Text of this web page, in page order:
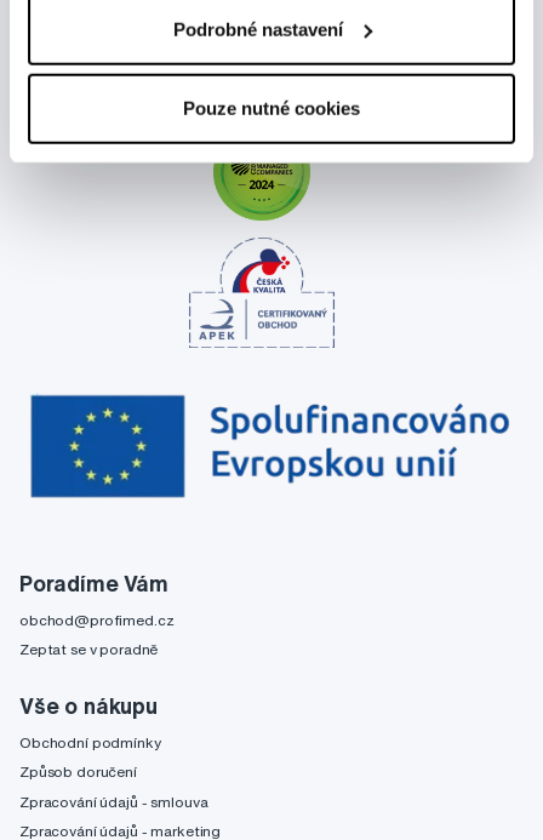
Podrobné nastavení
Pouze nutné cookies
Poradíme Vám
obchod@profimed.cz
Zeptat se v poradně
Vše o nákupu
Obchodní podmínky
Způsob doručení
Zpracování údajů - smlouva
Zpracování údajů - marketing
a souhlasím sezpracováním osobních údajůpro tyto účely.